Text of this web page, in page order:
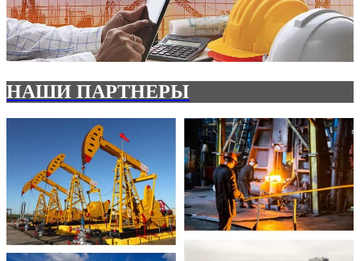
НАШИ ПАРТНЕРЫ